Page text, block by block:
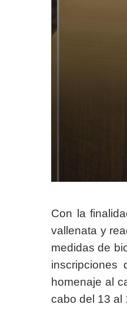
Con la
vallenata y
medidas de
inscripciones
homenaje al
cabo del 13 al